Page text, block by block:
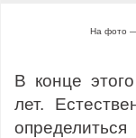
На фото —
В конце
лет.